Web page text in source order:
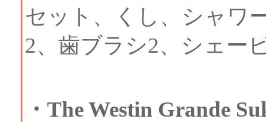
セット、くし、シャワ
2、歯ブラシ2、シェー
・The Westin Grande